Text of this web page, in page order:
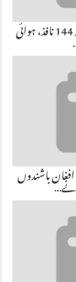
پشاور میں 14 اگست کے موقع پر دفعہ 144 نافذ، ہوائی
اٹک: جعلی سرکاری خط کے ذریعے 6 افغان باشندوں